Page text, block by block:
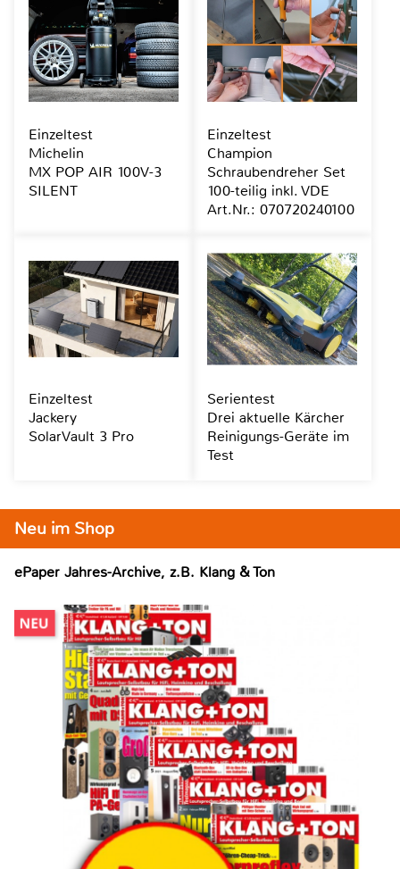
Neu im Shop
ePaper Jahres-Archive, z.B. Klang & Ton
Einzeltest
Michelin
MX POP AIR 100V-3
SILENT
Einzeltest
Champion
Schraubendreher Set
100-teilig inkl. VDE
Art.Nr.: 070720240100
Einzeltest
Jackery
SolarVault 3 Pro
Serientest
Drei aktuelle Kärcher
Reinigungs-Geräte im
Test